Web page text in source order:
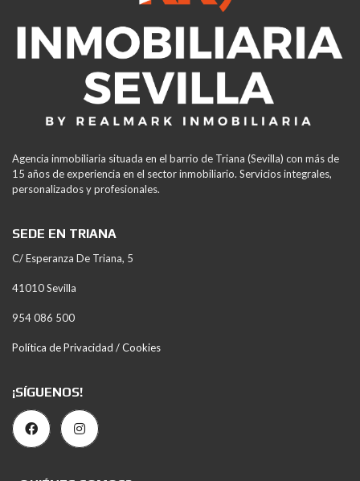
Agencia inmobiliaria situada en el barrio de Triana (Sevilla) con más de
15 años de experiencia en el sector inmobiliario. Servicios integrales,
personalizados y profesionales.
SEDE EN TRIANA
C/ Esperanza De Triana, 5
41010 Sevilla
954 086 500
Política de Privacidad / Cookies
¡SÍGUENOS!